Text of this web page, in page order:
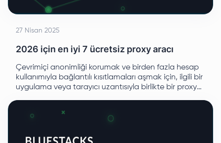
27 Nisan 2025
2026 için en iyi 7 ücretsiz proxy aracı
Çevrimiçi anonimliği korumak ve birden fazla hesap
kullanımıyla bağlantılı kısıtlamaları aşmak için, ilgili bir
uygulama veya tarayıcı uzantısıyla birlikte bir proxy